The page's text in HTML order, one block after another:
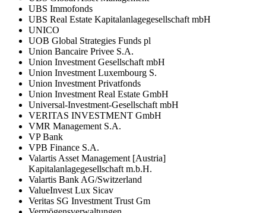
UBS Immofonds
UBS Real Estate Kapitalanlagegesellschaft mbH
UNICO
UOB Global Strategies Funds pl
Union Bancaire Privee S.A.
Union Investment Gesellschaft mbH
Union Investment Luxembourg S.
Union Investment Privatfonds
Union Investment Real Estate GmbH
Universal-Investment-Gesellschaft mbH
VERITAS INVESTMENT GmbH
VMR Management S.A.
VP Bank
VPB Finance S.A.
Valartis Asset Management [Austria]
Kapitalanlagegesellschaft m.b.H.
Valartis Bank AG/Switzerland
ValueInvest Lux Sicav
Veritas SG Investment Trust Gm